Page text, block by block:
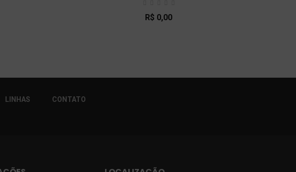
R$ 0,00
LINHAS CONTATO